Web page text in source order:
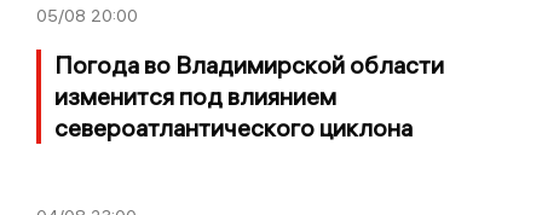
05/08 20:00
Погода во Владимирской области
изменится под влиянием
североатлантического циклона